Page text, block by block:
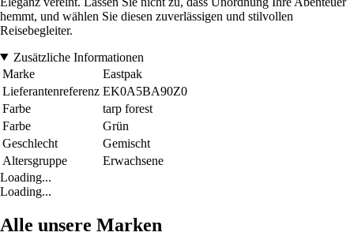
hemmt, und wählen Sie diesen zuverlässigen und stilvollen
Reisebegleiter.
Zusätzliche Informationen
Marke
Eastpak
Lieferantenreferenz EK0A5BA90Z0
Farbe
tarp forest
Farbe
Grün
Geschlecht
Gemischt
Altersgruppe
Erwachsene
Loading...
Loading...
Alle unsere Marken